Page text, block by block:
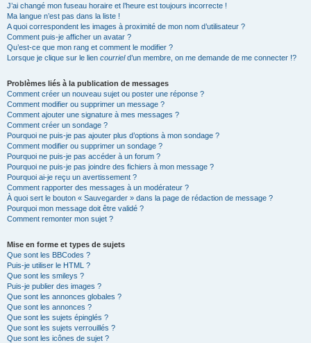
J’ai changé mon fuseau horaire et l’heure est toujours incorrecte !
Ma langue n’est pas dans la liste !
A quoi correspondent les images à proximité de mon nom d’utilisateur ?
Comment puis-je afficher un avatar ?
Qu’est-ce que mon rang et comment le modifier ?
Lorsque je clique sur le lien courrield’un membre, on me demande de me connecter !?
Problèmes liés à la publication de messages
Comment créer un nouveau sujet ou poster une réponse ?
Comment modifier ou supprimer un message ?
Comment ajouter une signature à mes messages ?
Comment créer un sondage ?
Pourquoi ne puis-je pas ajouter plus d’options à mon sondage ?
Comment modifier ou supprimer un sondage ?
Pourquoi ne puis-je pas accéder à un forum ?
Pourquoi ne puis-je pas joindre des fichiers à mon message ?
Pourquoi ai-je reçu un avertissement ?
Comment rapporter des messages à un modérateur ?
À quoi sert le bouton « Sauvegarder » dans la page de rédaction de message ?
Pourquoi mon message doit être validé ?
Comment remonter mon sujet ?
Mise en forme et types de sujets
Que sont les BBCodes ?
Puis-je utiliser le HTML ?
Que sont les smileys ?
Puis-je publier des images ?
Que sont les annonces globales ?
Que sont les annonces ?
Que sont les sujets épinglés ?
Que sont les sujets verrouillés ?
Que sont les icônes de sujet ?